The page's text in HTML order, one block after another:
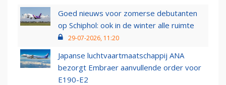
Goed nieuws voor zomerse debutanten
op Schiphol: ook in de winter alle ruimte
29-07-2026, 11:20
Japanse luchtvaartmaatschappij ANA
bezorgt Embraer aanvullende order voor
E190-E2